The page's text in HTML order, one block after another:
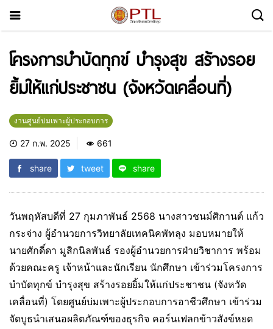
โครงการบำบัดทุกข์ บำรุงสุข สร้างรอย
ยิ้มให้แก่ประชาชน (จังหวัดเคลื่อนที่)
งานศูนย์บ่มเพาะผู้ประกอบการ
27 ก.พ. 2025 661
share tweet share
วันพฤหัสบดีที่ 27 กุมภาพันธ์ 2568 นางสาวชนม์ศิกานต์ แก้ว
กระจ่าง ผู้อำนวยการวิทยาลัยเทคนิคพัทลุง มอบหมายให้
นายศักดิ์ดา มูสิกนิลพันธ์ รองผู้อำนวยการฝ่ายวิชาการ พร้อม
ด้วยคณะครู เจ้าหน้าและนักเรียน นักศึกษา เข้าร่วมโครงการ
บำบัดทุกข์ บำรุงสุข สร้างรอยยิ้มให้แก่ประชาชน (จังหวัด
เคลื่อนที่) โดยศูนย์บ่มเพาะผู้ประกอบการอาชีวศึกษา เข้าร่วม
จัดบูธนำเสนอผลิตภัณฑ์ของธุรกิจ คอร์นเฟลกข้าวสังข์หยด